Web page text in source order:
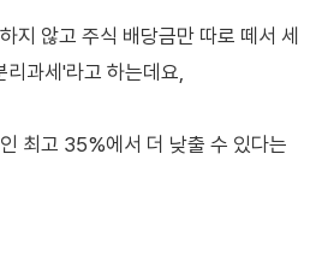
지 않고 주식 배당금만 따로 떼서 세
과세'라고 하는데요,
최고 35%에서 더 낮출 수 있다는